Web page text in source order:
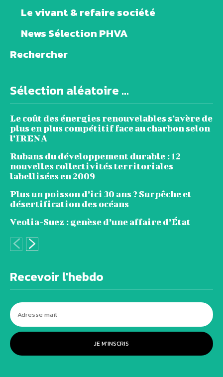
Le vivant & refaire société
News Sélection PHVA
Rechercher
Sélection aléatoire ...
Le coût des énergies renouvelables s’avère de
plus en plus compétitif face au charbon selon
l’IRENA
Rubans du développement durable : 12
nouvelles collectivités territoriales
labellisées en 2009
Plus un poisson d’ici 30 ans ? Surpêche et
désertification des océans
Veolia-Suez : genèse d’une affaire d’État
Recevoir l'hebdo
JE M'INSCRIS